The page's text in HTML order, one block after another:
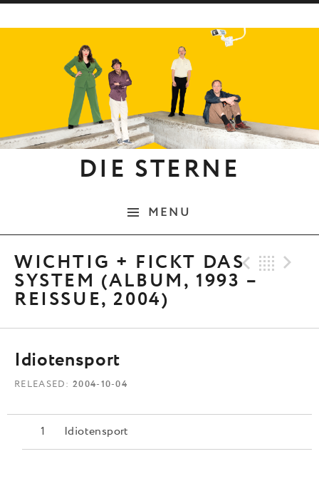
DIE STERNE
MENU
WICHTIG + FICKT DAS
SYSTEM (ALBUM, 1993 –
REISSUE, 2004)
Idiotensport
RELEASED 2004-10-04
Idiotensport